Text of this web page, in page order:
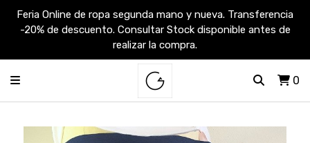
Feria Online de ropa segunda mano y nueva. Transferencia
-20% de descuento. Consultar Stock disponible antes de
realizar la compra.
0